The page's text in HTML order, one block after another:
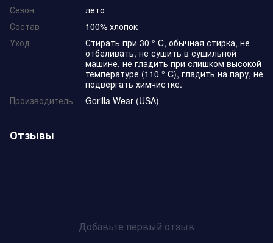
Сезон
лето
Состав
100% хлопок
Уход
Стирать при 30 ° C, обычная стирка, не
отбеливать, не сушить в сушильной
машине, не гладить при слишком высокой
температуре (110 ° C), гладить на пару, не
подвергать химчистке.
Производитель
Gorilla Wear (USA)
Отзывы
Добавьте первый отзыв